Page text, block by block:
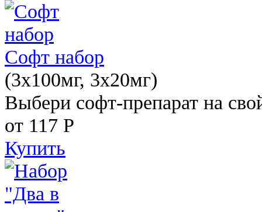
Софт набор
(3x100мг, 3x20мг)
Выбери софт-препарат на
от 117 Р
Купить